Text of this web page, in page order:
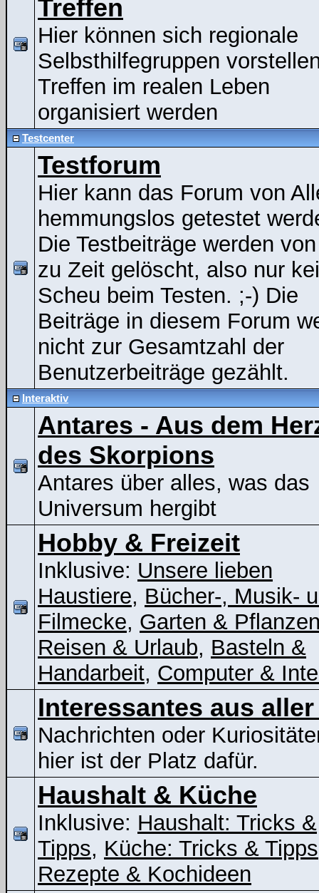
Treffen
Hier können sich regionale
Selbsthilfegruppen
Treffen im realen Leben
organisiert werden
Testcenter
Testforum
Hier kann das Forum von
hemmungslos getestet
Die Testbeiträge werden
zu Zeit gelöscht, also nur
Scheu beim Testen. ;-) Die
Beiträge in diesem Forum
nicht zur Gesamtzahl der
Benutzerbeiträge gezählt.
Interaktiv
Antares - Aus dem
des Skorpions
Antares über alles, was das
Universum hergibt
Hobby & Freizeit
Inklusive: Unsere lieben
Haustiere, Bücher-, Musik-
Filmecke, Garten &
Reisen & Urlaub, Basteln &
Handarbeit, Computer &
Interessantes aus
Nachrichten oder
hier ist der Platz dafür.
Haushalt & Küche
Inklusive: Haushalt: Tricks &
Tipps, Küche: Tricks & Tipps
Rezepte & Kochideen